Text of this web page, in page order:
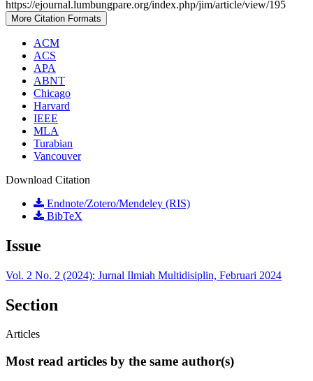
https://ejournal.lumbungpare.org/index.php/jim/article/view/195
More Citation Formats
ACM
ACS
APA
ABNT
Chicago
Harvard
IEEE
MLA
Turabian
Vancouver
Download Citation
Endnote/Zotero/Mendeley (RIS)
BibTeX
Issue
Vol. 2 No. 2 (2024): Jurnal Ilmiah Multidisiplin, Februari 2024
Section
Articles
Most read articles by the same author(s)